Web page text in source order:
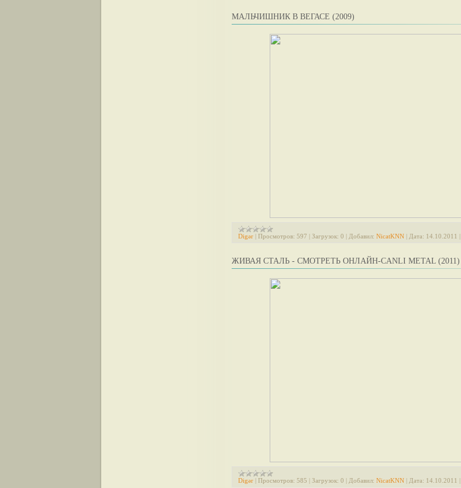
МАЛЬЧИШНИК В ВЕГАСЕ (2009)
Digər | Просмотров: 597 | Загрузок: 0 | Добавил: NicatKNN | Дата: 14.10.2011 |
ЖИВАЯ СТАЛЬ - СМОТРЕТЬ ОНЛАЙН-CANLI METAL (2011)
Digər | Просмотров: 585 | Загрузок: 0 | Добавил: NicatKNN | Дата: 14.10.2011 |